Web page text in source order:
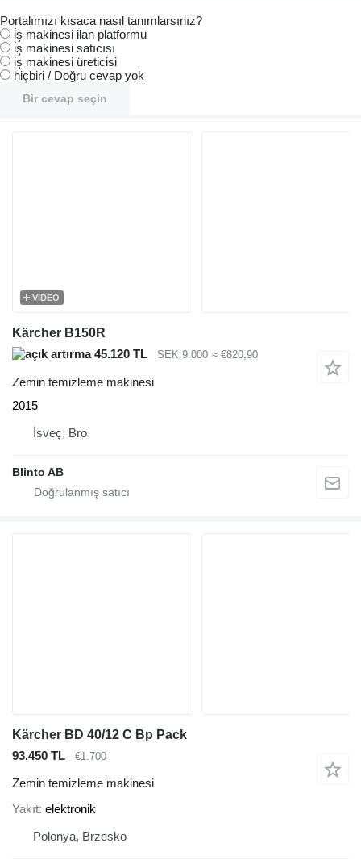
Portalımızı kısaca nasıl tanımlarsınız?
i̇ş makinesi ilan platformu
i̇ş makinesi satıcısı
i̇ş makinesi üreticisi
hiçbiri / Doğru cevap yok
Bir cevap seçin
VIDEO
Kärcher B150R
45.120 TL
SEK 9.000 ≈ €820,90
Zemin temizleme makinesi
2015
İsveç, Bro
Blinto AB
Kärcher BD 40/12 C Bp Pack
93.450 TL
€1.700
Zemin temizleme makinesi
Yakıt elektronik
Polonya, Brzesko